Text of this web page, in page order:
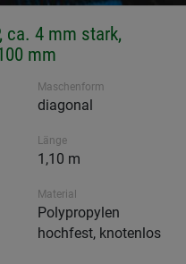
ca. 4 mm stark,
mm
Maschenform
diagonal
Länge
1,10 m
Material
Polypropylen
hochfest, knotenlos